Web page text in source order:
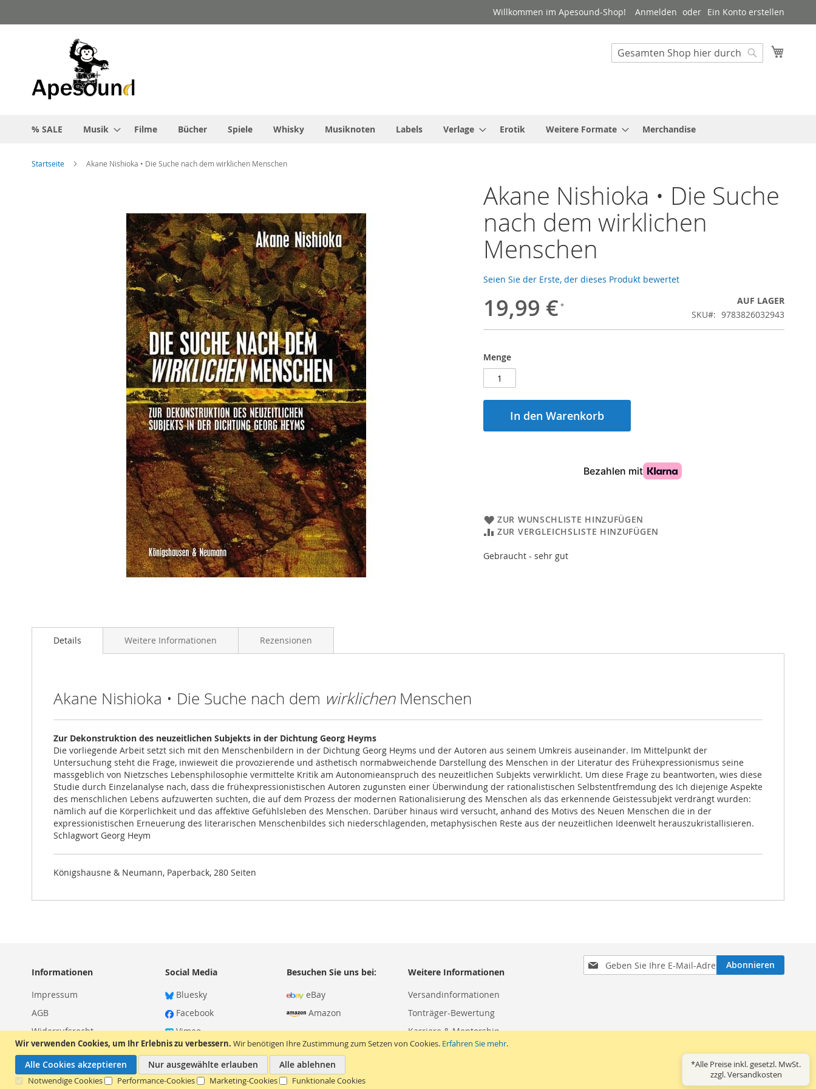
*Alle Preise inkl. gesetzl. MwSt.
zzgl. Versandkosten
Wir verwenden Cookies, um Ihr Erlebnis zu verbessern. Wir benötigen Ihre Zustimmung zum Setzen von Cookies. Erfahren Sie mehr.
Alle Cookies akzeptieren Nur ausgewählte erlauben Alle ablehnen
Notwendige Cookies Performance-Cookies Marketing-Cookies Funktionale Cookies
Inhalt
Willkommen im Apesound-Shop! Anmelden Ein Konto erstellen
Suche
% SALE Musik Filme Bücher Spiele Whisky Musiknoten Labels Verlage Erotik Weitere Formate Merchandise
Startseite Akane Nishioka • Die Suche nach dem wirklichen Menschen
Anfang
Akane Nishioka • Die Suche
nach dem wirklichen
Menschen
Seien Sie der Erste, der dieses Produkt bewertet
19,99 €
AUF LAGER
SKU
9783826032943
Menge
In den Warenkorb
ZUR WUNSCHLISTE HINZUFÜGEN
ZUR VERGLEICHSLISTE HINZUFÜGEN
Gebraucht - sehr gut
Details
Akane Nishioka • Die Suche nach dem wirklichen Menschen
Zur Dekonstruktion des neuzeitlichen Subjekts in der Dichtung Georg Heyms
Die vorliegende Arbeit setzt sich mit den Menschenbildern in der Dichtung Georg Heyms und der Autoren aus seinem Umkreis auseinander. Im Mittelpunkt der
Untersuchung steht die Frage, inwieweit die provozierende und ästhetisch normabweichende Darstellung des Menschen in der Literatur des Frühexpressionismus seine
massgeblich von Nietzsches Lebensphilosophie vermittelte Kritik am Autonomieanspruch des neuzeitlichen Subjekts verwirklicht. Um diese Frage zu beantworten, wies diese
Studie durch Einzelanalyse nach, dass die frühexpressionistischen Autoren zugunsten einer Überwindung der rationalistischen Selbstentfremdung des Ich diejenige Aspekte
des menschlichen Lebens aufzuwerten suchten, die auf dem Prozess der modernen Rationalisierung des Menschen als das erkennende Geistessubjekt verdrängt wurden:
nämlich auf die Körperlichkeit und das affektive Gefühlsleben des Menschen. Darüber hinaus wird versucht, anhand des Motivs des Neuen Menschen die in der
expressionistischen Erneuerung des literarischen Menschenbildes sich niederschlagenden, metaphysischen Reste aus der neuzeitlichen Ideenwelt herauszukristallisieren. ‎
Schlagwort Georg Heym
Königshausne & Neumann, Paperback, 280 Seiten
Weitere Informationen Rezensionen
Melden
Sie
an:
Abonnieren
Informationen
Impressum
AGB
Widerrufsrecht
Datenschutz
Social Media
Bluesky
Facebook
Vimeo
Besuchen Sie uns bei:
eBay
Amazon
Weitere Informationen
Versandinformationen
Tonträger-Bewertung
Karriere & Mentorship
Copyright © 2026 Apesound. Alle Rechte vorbehalten.